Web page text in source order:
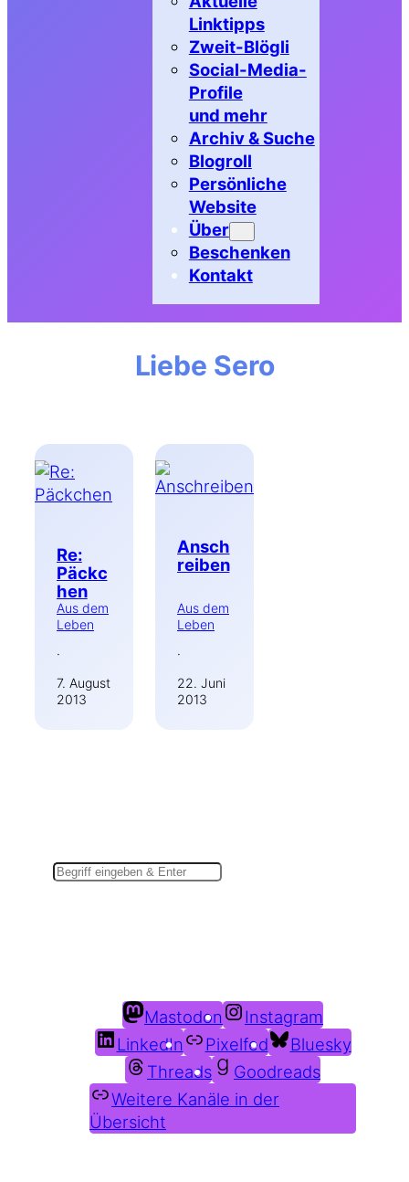
Linktipps
Zweit-Blögli
Social-Media-
Profile
und mehr
Archiv & Suche
Blogroll
Persönliche
Website
Über
Beschenken
Kontakt
Liebe Sero
Re:
Päckc
hen
Aus dem
Leben
·
7. August
2013
Ansch
reiben
Aus dem
Leben
·
22. Juni
2013
Mastodon
Instagram
LinkedIn
Pixelfed
Bluesky
Threads
Goodreads
Weitere Kanäle in der
Übersicht